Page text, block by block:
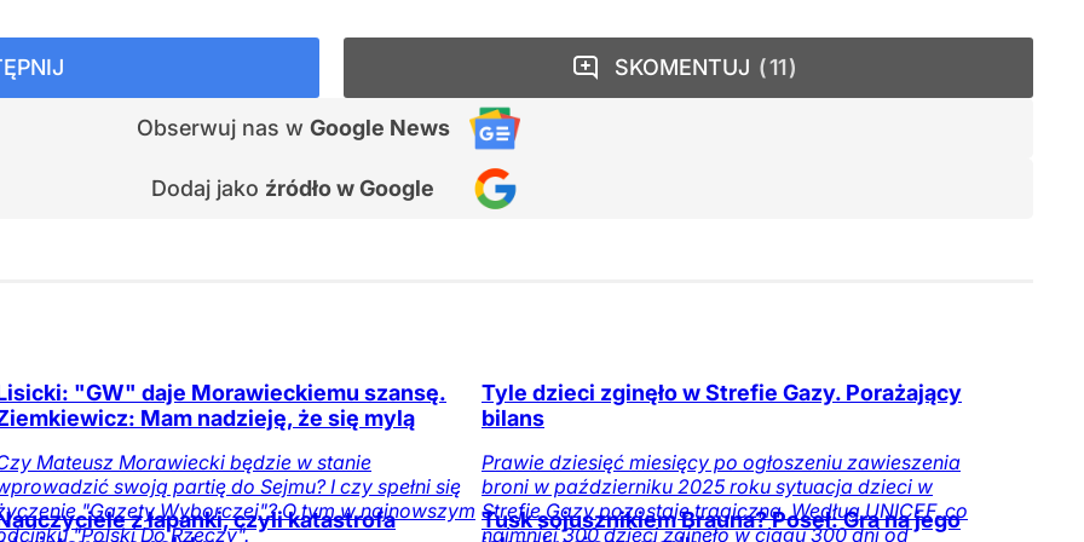
Obserwuj nas w Google News
Dodaj jako źródło w Google
SKOMENTUJ 11
"GW" daje Morawieckiemu szansę.
Mam nadzieję, że się mylą
Mateusz Morawiecki będzie w stanie
swoją partię do Sejmu? I czy spełni się
"Gazety Wyborczej"? O tym w najnowszym
"Polski Do Rzeczy".
Tyle dzieci zginęło w Strefie Gazy. Porażający
bilans
Prawie dziesięć miesięcy po ogłoszeniu zawieszenia
broni w październiku 2025 roku sytuacja dzieci w
Strefie Gazy pozostaje tragiczna. Według UNICEF, co
najmniej 300 dzieci zginęło w ciągu 300 dni od
z łapanki, czyli katastrofa
Tusk sojusznikiem Brauna? Poseł: Gra na jego